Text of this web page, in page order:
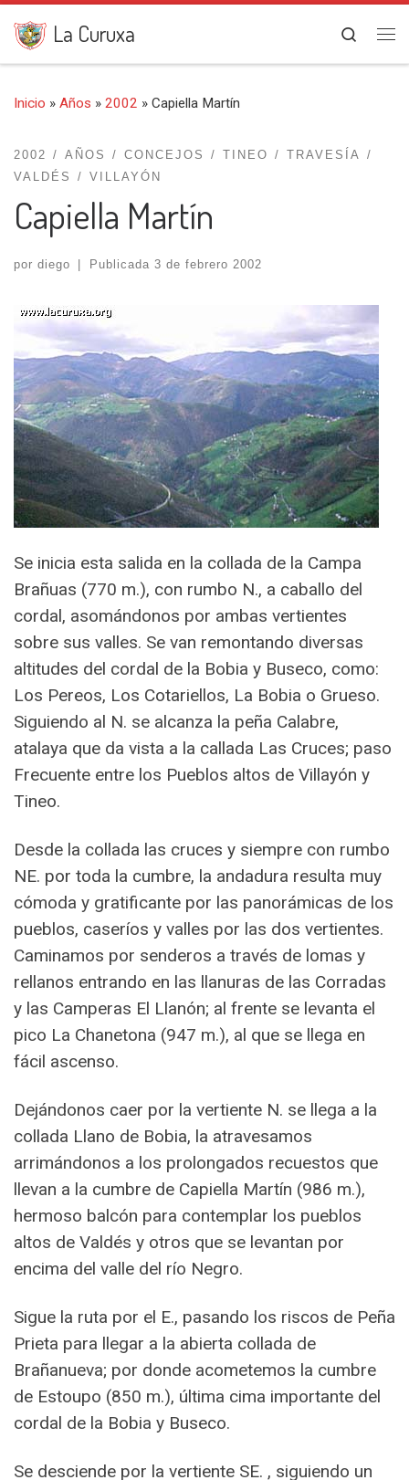
Saltar al contenido
La Curuxa
Search
Inicio » Años » 2002 » Capiella Martín
2002 AÑOS CONCEJOS TINEO
TRAVESÍA
VALDÉS
VILLAYÓN
Capiella Martín
por diego Publicada 3 de febrero 2002
Se inicia esta salida en la collada de la Campa
Brañuas (770 m.), con rumbo N., a caballo del
cordal, asomándonos por ambas vertientes
sobre sus valles. Se van remontando diversas
altitudes del cordal de la Bobia y Buseco, como:
Los Pereos, Los Cotariellos, La Bobia o Grueso.
Siguiendo al N. se alcanza la peña Calabre,
atalaya que da vista a la callada Las Cruces; paso
Frecuente entre los Pueblos altos de Villayón y
Tineo.
Desde la collada las cruces y siempre con rumbo
NE. por toda la cumbre, la andadura resulta muy
cómoda y gratificante por las panorámicas de los
pueblos, caseríos y valles por las dos vertientes.
Caminamos por senderos a través de lomas y
rellanos entrando en las llanuras de las Corradas
y las Camperas El Llanón; al frente se levanta el
pico La Chanetona (947 m.), al que se llega en
fácil ascenso.
Dejándonos caer por la vertiente N. se llega a la
collada Llano de Bobia, la atravesamos
arrimándonos a los prolongados recuestos que
llevan a la cumbre de Capiella Martín (986 m.),
hermoso balcón para contemplar los pueblos
altos de Valdés y otros que se levantan por
encima del valle del río Negro.
Sigue la ruta por el E., pasando los riscos de Peña
Prieta para llegar a la abierta collada de
Brañanueva; por donde acometemos la cumbre
de Estoupo (850 m.), última cima importante del
cordal de la Bobia y Buseco.
Se desciende por la vertiente SE. , siguiendo un